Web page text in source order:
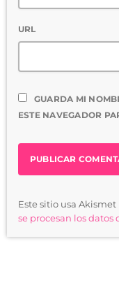
URL
GUARDA MI
ESTE NAVEGADOR
Este sitio usa
se procesan los datos